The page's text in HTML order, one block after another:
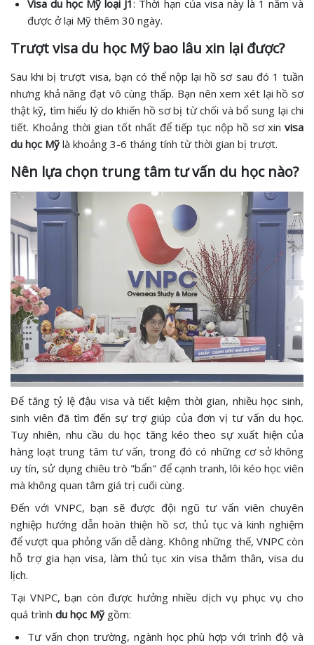
Visa du học Mỹ loại J1: Thời hạn của visa này là 1 năm và
được ở lại Mỹ thêm 30 ngày.
Trượt visa du học Mỹ bao lâu xin lại được?
Sau khi bị trượt visa, bạn có thể nộp lại hồ sơ sau đó 1 tuần
nhưng khả năng đạt vô cùng thấp. Bạn nên xem xét lại hồ sơ
thật kỹ, tìm hiểu lý do khiến hồ sơ bị từ chối và bổ sung lại chi
tiết. Khoảng thời gian tốt nhất để tiếp tục nộp hồ sơ xin visa
du học Mỹ là khoảng 3-6 tháng tính từ thời gian bị trượt.
Nên lựa chọn trung tâm tư vấn du học nào?
Để tăng tỷ lệ đậu visa và tiết kiệm thời gian, nhiều học sinh,
sinh viên đã tìm đến sự trợ giúp của đơn vị tư vấn du học.
Tuy nhiên, nhu cầu du học tăng kéo theo sự xuất hiện của
hàng loạt trung tâm tư vấn, trong đó có những cơ sở không
uy tín, sử dụng chiêu trò "bẩn" để cạnh tranh, lôi kéo học viên
mà không quan tâm giá trị cuối cùng.
Đến với VNPC, bạn sẽ được đội ngũ tư vấn viên chuyên
nghiệp hướng dẫn hoàn thiện hồ sơ, thủ tục và kinh nghiệm
để vượt qua phỏng vấn dễ dàng. Không những thế, VNPC còn
hỗ trợ gia hạn visa, làm thủ tục xin visa thăm thân, visa du
lịch.
Tại VNPC, bạn còn được hưởng nhiều dịch vụ phục vụ cho
quá trình du học Mỹ gồm:
Tư vấn chọn trường, ngành học phù hợp với trình độ và